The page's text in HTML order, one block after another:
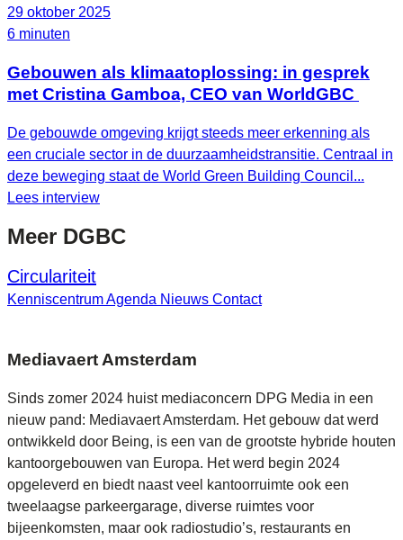
29 oktober 2025
6 minuten
Gebouwen als klimaatoplossing: in gesprek
met Cristina Gamboa, CEO van WorldGBC
De gebouwde omgeving krijgt steeds meer erkenning als
een cruciale sector in de duurzaamheidstransitie. Centraal in
deze beweging staat de World Green Building Council...
Lees interview
Meer DGBC
Circulariteit
KenniscentrumAgenda Nieuws Contact
Mediavaert Amsterdam
Sinds zomer 2024 huist mediaconcern DPG Media in een
nieuw pand: Mediavaert Amsterdam. Het gebouw dat werd
ontwikkeld door Being, is een van de grootste hybride houten
kantoorgebouwen van Europa. Het werd begin 2024
opgeleverd en biedt naast veel kantoorruimte ook een
tweelaagse parkeergarage, diverse ruimtes voor
bijeenkomsten, maar ook radiostudio’s, restaurants en